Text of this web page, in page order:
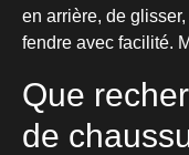
en arrière, de
fendre avec facilité.
Que
de